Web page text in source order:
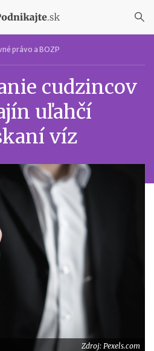
právo a BOZP
cudzincov
uľahčí
víz
Zdroj: Pexels.com